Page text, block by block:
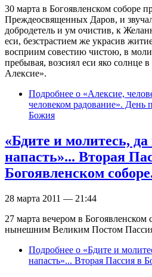
30 марта в Богоявленском соборе
Преждеосвященных Даров, и
добродетель и ум очистив, к
еси, безстрастием же украсив
восприим совестию чистою, в
пребывая, возсиял еси яко солнце
Алексие».
Подробнее о «Алексие,
человеком радование». День
Божия
«Бдите и молитесь, да
напасть»... Вторая
Богоявленском
28 марта 2011 — 21:44
27 марта вечером в Богоявленском
нынешним Великим Постом
Подробнее о «Бдите и
напасть»... Вторая Пассия в